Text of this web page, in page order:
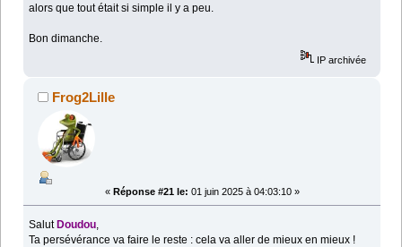
alors que tout était si simple il y a peu.
Bon dimanche.
IP archivée
Frog2Lille
« Réponse #21 le: 01 juin 2025 à 04:03:10 »
Salut Doudou,
Ta persévérance va faire le reste : cela va aller de mieux en mieux !